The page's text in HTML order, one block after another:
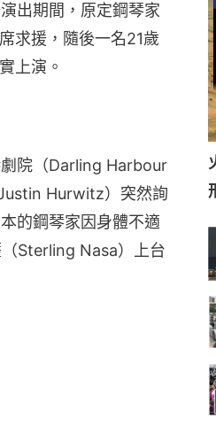
出期間，原定鋼琴家
求援，隨後一名21歲
上演。
院（Darling Harbour
Hurwitz）突然詢
的鋼琴家因身體不適
Sterling Nasa）上台